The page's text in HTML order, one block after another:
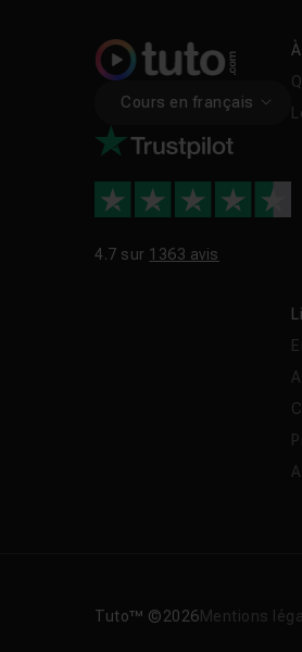
Cours en français
4.7 sur 1363 avis
Tuto™ ©2026Mentions